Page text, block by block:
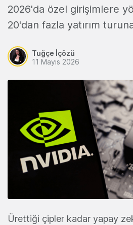
2026'da özel girişimlere
20'dan fazla yatırım
Tuğçe İçözü
11 Mayıs 2026
Ürettiği çipler kadar yapay